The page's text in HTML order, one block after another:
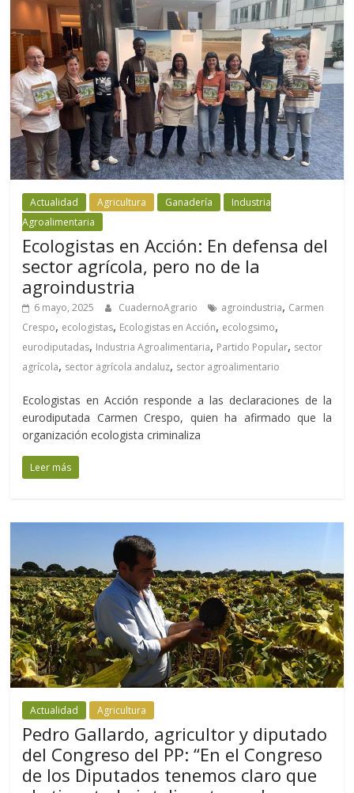
Actualidad Agricultura Ganadería
Industria
Agroalimentaria
Ecologistas en Acción: En defensa del
sector agrícola, pero no de la
agroindustria
6 mayo, 2025 CuadernoAgrario agroindustria, Carmen
Crespo, ecologistas, Ecologistas en Acción, ecologsimo,
eurodiputadas, Industria Agroalimentaria, Partido Popular, sector
agrícola, sector agrícola andaluz, sector agroalimentario
Ecologistas en Acción responde a las declaraciones de la
eurodiputada Carmen Crespo, quien ha afirmado que la
organización ecologista criminaliza
Leer más
Actualidad Agricultura
Pedro Gallardo, agricultor y diputado
del Congreso del PP: “En el Congreso
de los Diputados tenemos claro que